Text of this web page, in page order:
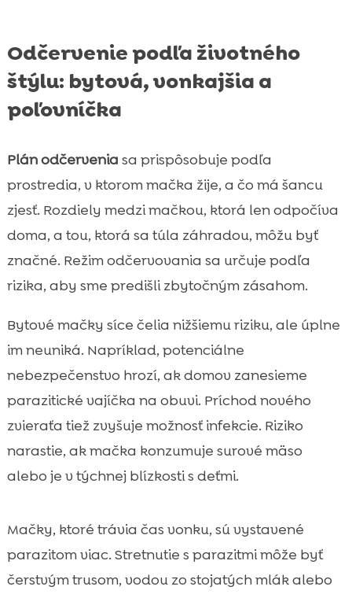
Odčervenie podľa životného
štýlu: bytová, vonkajšia a
poľovníčka
Plán odčervenia sa prispôsobuje podľa
prostredia, v ktorom mačka žije, a čo má šancu
zjesť. Rozdiely medzi mačkou, ktorá len odpočíva
doma, a tou, ktorá sa túla záhradou, môžu byť
značné. Režim odčervovania sa určuje podľa
rizika, aby sme predišli zbytočným zásahom.
Bytové mačky síce čelia nižšiemu riziku, ale úplne
im neuniká. Napríklad, potenciálne
nebezpečenstvo hrozí, ak domov zanesieme
parazitické vajíčka na obuvi. Príchod nového
zvieraťa tiež zvyšuje možnosť infekcie. Riziko
narastie, ak mačka konzumuje surové mäso
alebo je v týchnej blízkosti s deťmi.
Mačky, ktoré trávia čas vonku, sú vystavené
parazitom viac. Stretnutie s parazitmi môže byť
čerstvým trusom, vodou zo stojatých mlák alebo